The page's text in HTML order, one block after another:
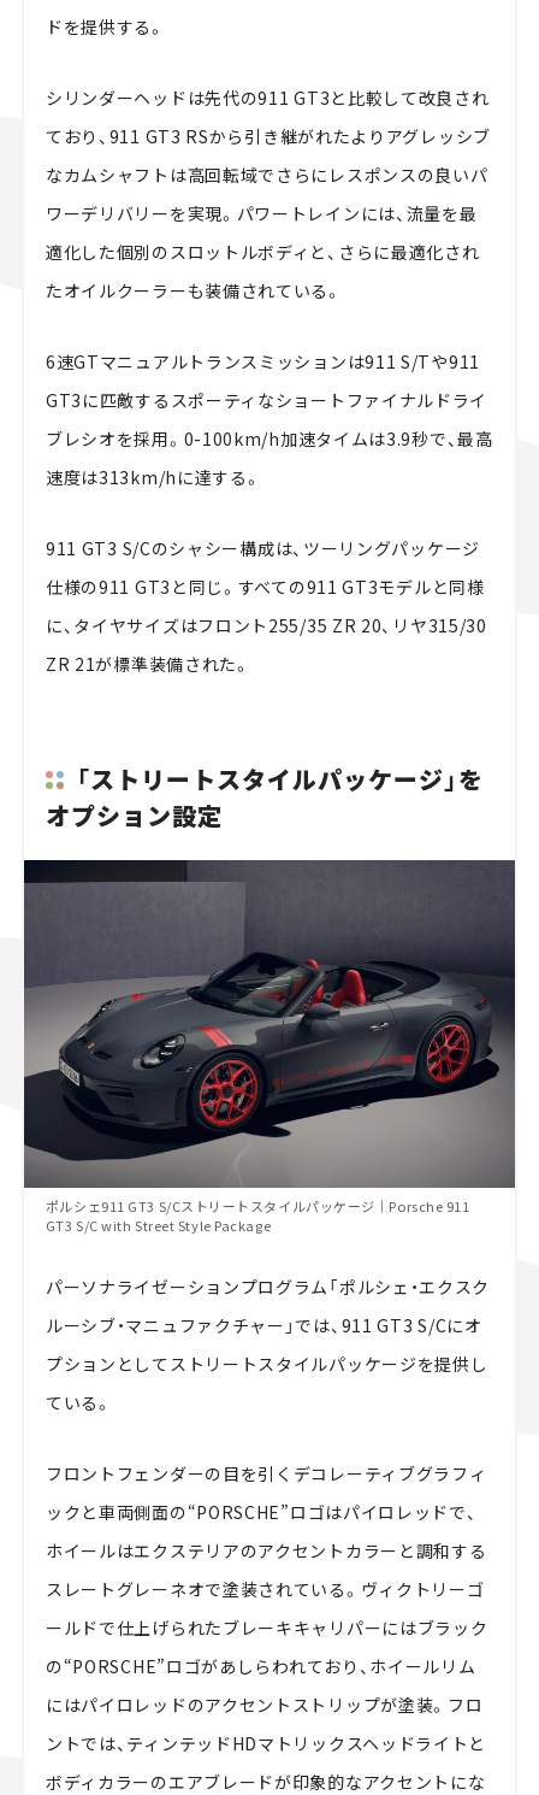
ドを提供する。
シリンダーヘッドは先代の911 GT3と比較して改良され
ており、911 GT3 RSから引き継がれたよりアグレッシブ
なカムシャフトは高回転域でさらにレスポンスの良いパ
ワーデリバリーを実現。パワートレインには、流量を最
適化した個別のスロットルボディと、さらに最適化され
たオイルクーラーも装備されている。
6速GTマニュアルトランスミッションは911 S/Tや911
GT3に匹敵するスポーティなショートファイナルドライ
ブレシオを採用。0-100km/h加速タイムは3.9秒で、最高
速度は313km/hに達する。
911 GT3 S/Cのシャシー構成は、ツーリングパッケージ
仕様の911 GT3と同じ。すべての911 GT3モデルと同様
に、タイヤサイズはフロント255/35 ZR 20、リヤ315/30
ZR 21が標準装備された。
「ストリートスタイルパッケージ」を
オプション設定
ポルシェ911 GT3 S/Cストリートスタイルパッケージ｜Porsche 911
GT3 S/C with Street Style Package
パーソナライゼーションプログラム「ポルシェ・エクスク
ルーシブ・マニュファクチャー」では、911 GT3 S/Cにオ
プションとしてストリートスタイルパッケージを提供し
ている。
フロントフェンダーの目を引くデコレーティブグラフィ
ックと車両側面の“PORSCHE”ロゴはパイロレッドで、
ホイールはエクステリアのアクセントカラーと調和する
スレートグレーネオで塗装されている。ヴィクトリーゴ
ールドで仕上げられたブレーキキャリパーにはブラック
の“PORSCHE”ロゴがあしらわれており、ホイールリム
にはパイロレッドのアクセントストリップが塗装。フロ
ントでは、ティンテッドHDマトリックスヘッドライトと
ボディカラーのエアブレードが印象的なアクセントにな